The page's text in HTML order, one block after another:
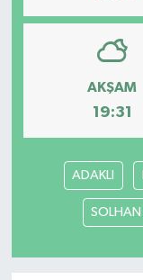
AKŞAM
19:31
ADAKLI
SOLHAN